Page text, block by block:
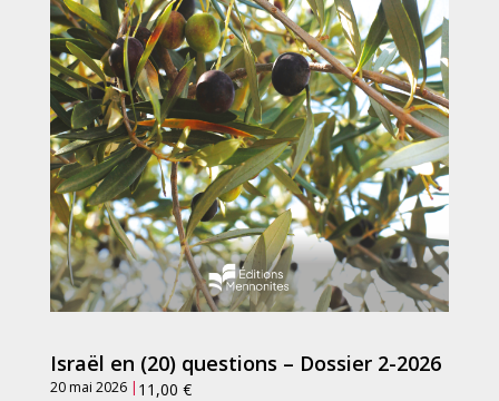
Israël en (20) questions – Dossier 2-2026
20 mai 2026 | 11,00 €